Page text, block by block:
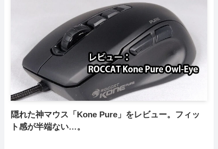
隠れた神マウス「Kone Pure」をレビュー。フィッ
ト感が半端ない…。